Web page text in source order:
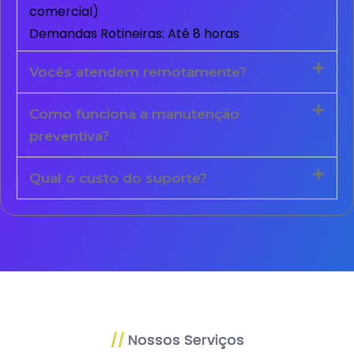
comercial)
Demandas Rotineiras: Até 8 horas
Vocês atendem remotamente?
Como funciona a manutenção
preventiva?
Qual o custo do suporte?
Nossos Serviços